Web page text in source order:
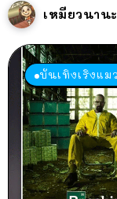
เหมียวนานะ
บันเทิงเริงแมว